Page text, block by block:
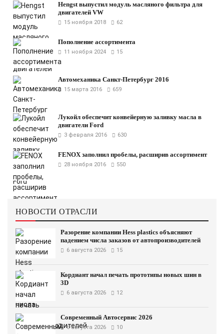
Hengst выпустил модуль масляного фильтра для
двигателей VW
15 ноября 2018 62
Пополнение ассортимента
11 ноября 2024 15
Автомеханика Санкт-Петербург 2016
15 марта 2016 659
Лукойл обеспечит конвейерную заливку масла в
двигатели Ford
3 февраля 2016 630
FENOX заполнил пробелы, расширив ассортимент
28 ноября 2016 550
НОВОСТИ ОТРАСЛИ
Разорение компании Hess plastics объясняют
падением числа заказов от автопроизводителей
6 августа 2026 15
Кордиант начал печать прототипы новых шин в
3D
6 августа 2026 12
Современный Автосервис 2026
6 августа 2026 10